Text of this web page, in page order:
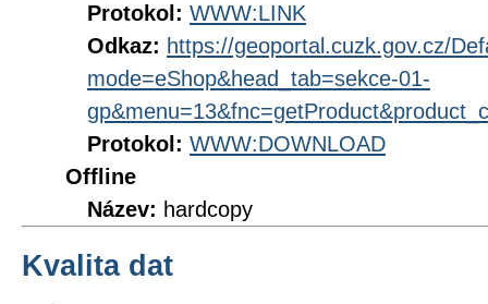
Protokol: WWW:LINK
Odkaz: https://geoportal.cuzk.gov.cz/
mode=eShop&head_tab=sekce-01-
Protokol: WWW:DOWNLOAD
Offline
Název: hardcopy
Kvalita dat